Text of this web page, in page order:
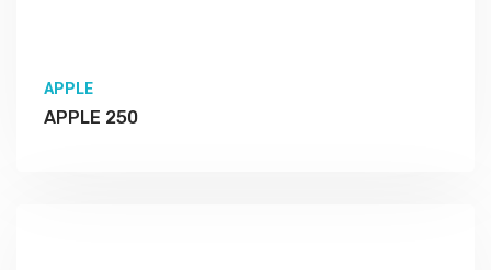
APPLE
APPLE 250